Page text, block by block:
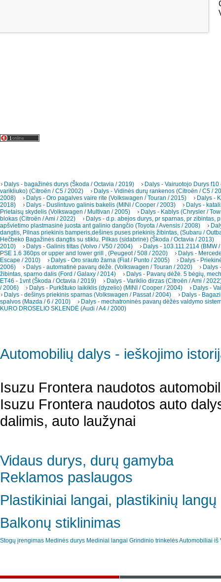
Dalys - bagažinės durys (Škoda / Octavia / 2019)
Dalys - Vairuotojo Durys
varikliuko) (Citroën / C5 / 2002)
Dalys - Vidinės durų rankenos (Citroën / C5 /
2008)
Dalys - Oro pagalves vaire rite (Volkswagen / Touran / 2015)
Dalys -
2018)
Dalys - Duslintuvo galinis bakelis (MINI / Cooper / 2003)
Dalys -
Prietaisų skydelis (Volkswagen / Multivan / 2005)
Dalys - Kablys (Chrysler /
blokas (Citroën / Ami / 2022)
Dalys - d.p. abejos durys, pr sparnas, pr zibintas,
apšvietimo plastmasinė juosta ant galinio dangčio (Toyota / Avensis / 2008)
dangtis, Pilnas priekinis bamperis,dešines puses priekinis žibintas, (Subaru /
Hečbeko Bagažinės dangtis su stiklu. Pilkas (sidabrinė) (Škoda / Octavia / 2013)
2010)
Dalys - Galinis tiltas (Volvo / V50 / 2004)
Dalys - 103.111.2114 (BMW
PSE 1.6 360ps or upper and lower grill , (Peugeot / 508 / 2020)
Dalys -
Escape / 2010)
Dalys - Oro srauto žarna (Fiat / Punto / 2005)
Dalys -
2006)
Dalys - automatinė pavarų dėžė. (Volkswagen / Touran / 2020)
Dalys
žibintas, sparno dalis (Ford / Galaxy / 2014)
Dalys - Pavarų dėžė. 5 bėgių,
ET46 - 1vnt (Škoda / Octavia / 2019)
Dalys - Variklio dirzas (Citroën / Ami /
/ 2006)
Dalys - Purkštuko laikiklis (dyzelio) (MINI / Cooper / 2004)
Dalys -
Dalys - dešinys priekinis sparnas (Volkswagen / Passat / 2004)
Dalys -
spalvos (Mazda / 6 / 2010)
Dalys - mechatroninės pavarų dėžės valdymo
KURO DROSELIO SKLENDĖ (Audi / A4 / 2000)
Automobilių dalys - ieškojimo
Isuzu Frontera naudotos
Isuzu Frontera naudotos auto
dalimis, auto laužynai
Vidaus durys, durų gamyba
Reklamos paslaugos
Plastikiniai langai, plastikinių
Balkonų stiklinimas
Stogų įrengimas Medinės durys Mediniai langai Grindinio trinkelėsAutomobiliai iš